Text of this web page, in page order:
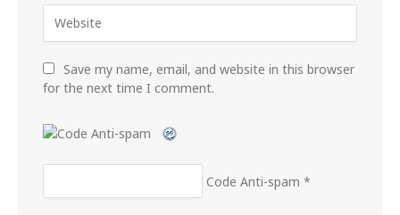
Save my name, email, and website in this browser
for the next time I comment.
Code Anti-spam *